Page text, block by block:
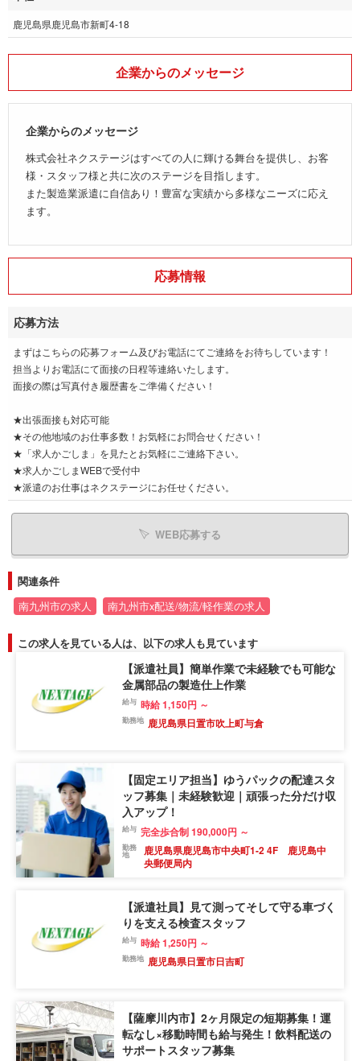
鹿児島県鹿児島市新町4-18
企業からのメッセージ
企業からのメッセージ
株式会社ネクステージはすべての人に輝ける舞台を提供し、お客
様・スタッフ様と共に次のステージを目指します。
また製造業派遣に自信あり！豊富な実績から多様なニーズに応え
ます。
応募情報
応募方法
まずはこちらの応募フォーム及びお電話にてご連絡をお待ちしています！
担当よりお電話にて面接の日程等連絡いたします。
面接の際は写真付き履歴書をご準備ください！
★出張面接も対応可能
★その他地域のお仕事多数！お気軽にお問合せください！
★「求人かごしま」を見たとお気軽にご連絡下さい。
★求人かごしまWEBで受付中
★派遣のお仕事はネクステージにお任せください。
WEB応募する
関連条件
南九州市の求人 南九州市x配送/物流/軽作業の求人
この求人を見ている人は、以下の求人も見ています
【派遣社員】簡単作業で未経験でも可能な
金属部品の製造仕上作業
給与 時給 1,150円 ～
勤務地 鹿児島県日置市吹上町与倉
【固定エリア担当】ゆうパックの配達スタ
ッフ募集｜未経験歓迎｜頑張った分だけ収
入アップ！
給与 完全歩合制 190,000円 ～
勤務
地
鹿児島県鹿児島市中央町1-2 4F 鹿児島中
央郵便局内
【派遣社員】見て測ってそして守る車づく
りを支える検査スタッフ
給与 時給 1,250円 ～
勤務地 鹿児島県日置市日吉町
【薩摩川内市】2ヶ月限定の短期募集！運
転なし×移動時間も給与発生！飲料配送の
サポートスタッフ募集